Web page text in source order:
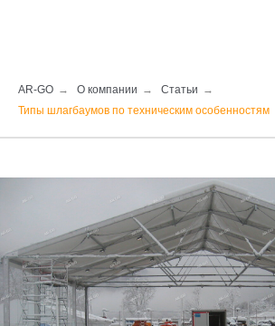
AR-GO → О компании → Статьи →
Типы шлагбаумов по техническим особенностям